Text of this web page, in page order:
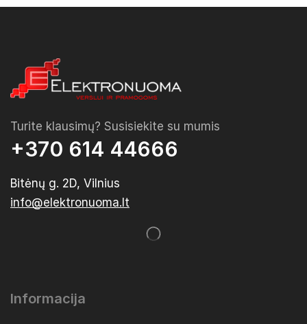
Turite klausimų? Susisiekite su mumis
+370 614 44666
Bitėnų g. 2D, Vilnius
info@elektronuoma.lt
Informacija